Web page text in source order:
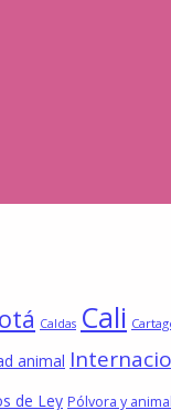
Caldas Cali
animal
de Ley Pólvora y